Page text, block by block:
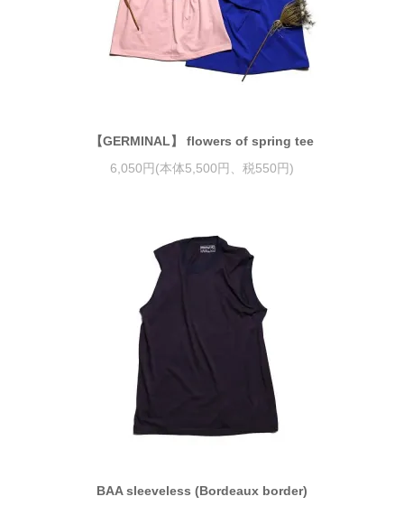
【GERMINAL】 flowers of spring tee
6,050円(本体5,500円、税550円)
BAA sleeveless (Bordeaux border)